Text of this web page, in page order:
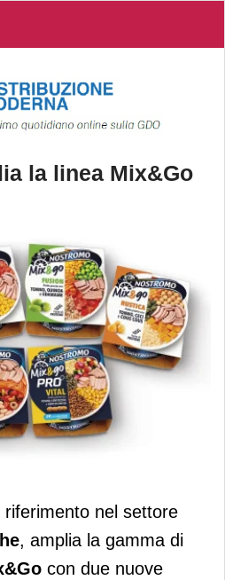
la linea Mix&Go
linea Mix&Go
riferimento nel settore
, amplia la gamma di
con due nuove